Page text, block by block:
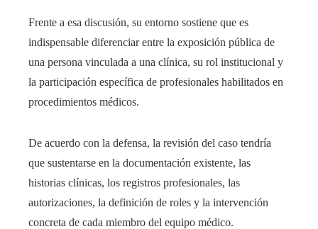
Frente a esa discusión, su entorno sostiene que es
indispensable diferenciar entre la exposición pública de
una persona vinculada a una clínica, su rol institucional y
la participación específica de profesionales habilitados en
procedimientos médicos.
De acuerdo con la defensa, la revisión del caso tendría
que sustentarse en la documentación existente, las
historias clínicas, los registros profesionales, las
autorizaciones, la definición de roles y la intervención
concreta de cada miembro del equipo médico.